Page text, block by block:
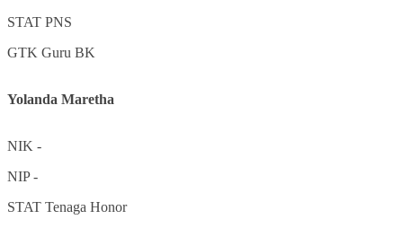
STAT PNS
GTK Guru BK
Yolanda Maretha
NIK -
NIP-
STAT Tenaga Honor